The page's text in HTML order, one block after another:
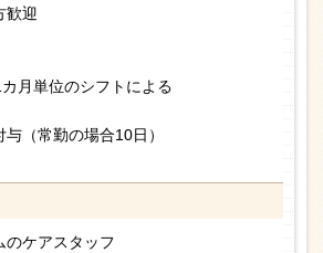
歓迎
月単位のシフトによる
（常勤の場合10日）
のケアスタッフ